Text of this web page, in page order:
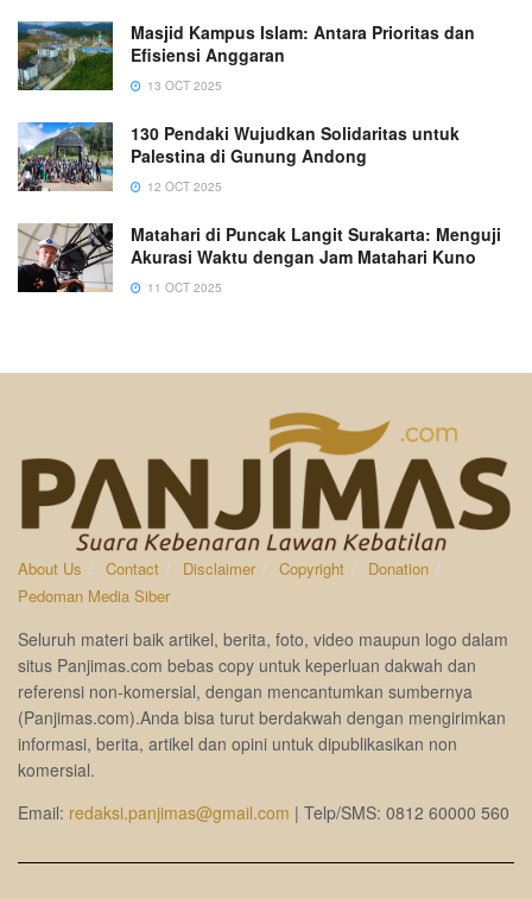
Masjid Kampus Islam: Antara Prioritas dan
Efisiensi Anggaran
13 OCT 2025
130 Pendaki Wujudkan Solidaritas untuk
Palestina di Gunung Andong
12 OCT 2025
Matahari di Puncak Langit Surakarta: Menguji
Akurasi Waktu dengan Jam Matahari Kuno
11 OCT 2025
About Us Contact Disclaimer Copyright
Donation
Pedoman Media Siber
Seluruh materi baik artikel, berita, foto, video maupun logo dalam
situs Panjimas.com bebas copy untuk keperluan dakwah dan
referensi non-komersial, dengan mencantumkan sumbernya
(Panjimas.com).Anda bisa turut berdakwah dengan mengirimkan
informasi, berita, artikel dan opini untuk dipublikasikan non
komersial.
Email: redaksi.panjimas@gmail.com | Telp/SMS: 0812 60000 560